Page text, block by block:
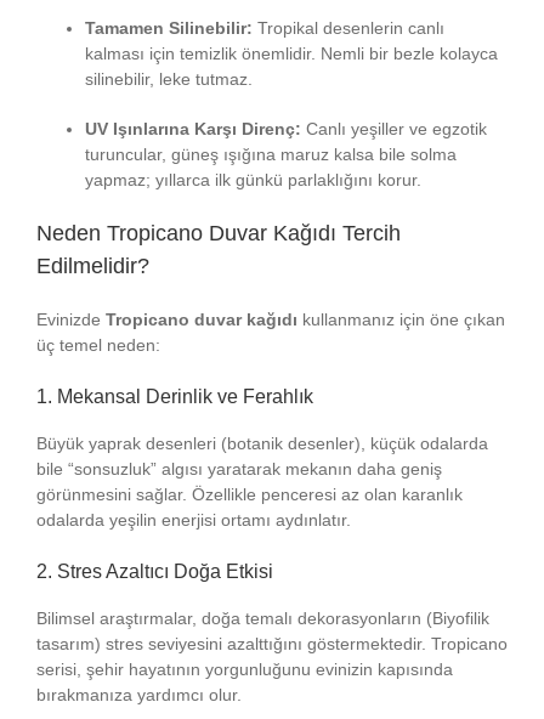
Tamamen Silinebilir: Tropikal desenlerin canlı
kalması için temizlik önemlidir. Nemli bir bezle kolayca
silinebilir, leke tutmaz.
UV Işınlarına Karşı Direnç: Canlı yeşiller ve egzotik
turuncular, güneş ışığına maruz kalsa bile solma
yapmaz; yıllarca ilk günkü parlaklığını korur.
Neden Tropicano Duvar Kağıdı Tercih
Edilmelidir?
Evinizde Tropicano duvar kağıdı kullanmanız için öne çıkan
üç temel neden:
1. Mekansal Derinlik ve Ferahlık
Büyük yaprak desenleri (botanik desenler), küçük odalarda
bile “sonsuzluk” algısı yaratarak mekanın daha geniş
görünmesini sağlar. Özellikle penceresi az olan karanlık
odalarda yeşilin enerjisi ortamı aydınlatır.
2. Stres Azaltıcı Doğa Etkisi
Bilimsel araştırmalar, doğa temalı dekorasyonların (Biyofilik
tasarım) stres seviyesini azalttığını göstermektedir. Tropicano
serisi, şehir hayatının yorgunluğunu evinizin kapısında
bırakmanıza yardımcı olur.